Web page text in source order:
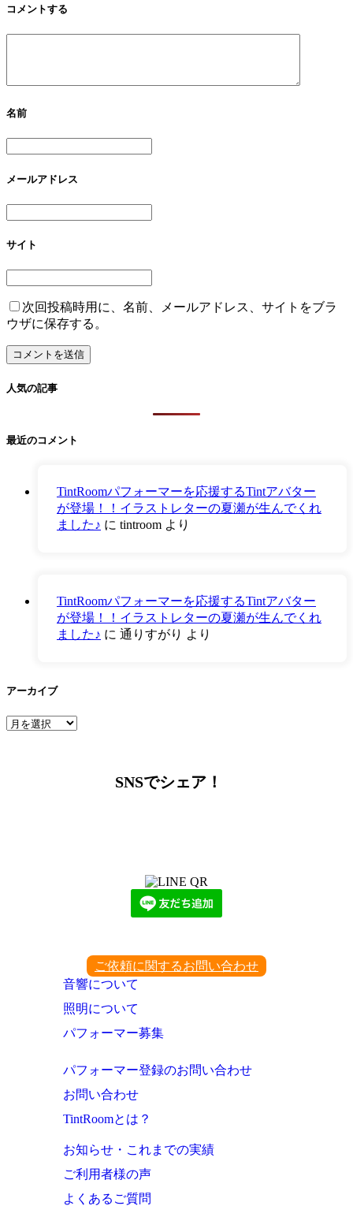
コメントする
名前
メールアドレス
サイト
次回投稿時用に、名前、メールアドレス、サイトをブラ
ウザに保存する。
人気の記事
最近のコメント
TintRoomパフォーマーを応援するTintアバター
が登場！！イラストレターの夏瀬が生んでくれ
ました♪ に tintroom より
TintRoomパフォーマーを応援するTintアバター
が登場！！イラストレターの夏瀬が生んでくれ
ました♪ に 通りすがり より
アーカイブ
ア
SNSでシェア！
ご依頼に関するお問い合わせ
音響について
照明について
パフォーマー募集
パフォーマー登録のお問い合わせ
お問い合わせ
TintRoomとは？
お知らせ・これまでの実績
ご利用者様の声
よくあるご質問